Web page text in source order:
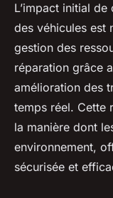
L’impact initial
des véhicules est
gestion des
réparation grâce
amélioration des
temps réel. Cette
la manière dont
environnement,
sécurisée et